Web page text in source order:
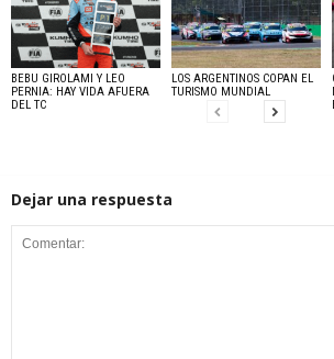
BEBU GIROLAMI Y LEO
PERNIA: HAY VIDA AFUERA
DEL TC
LOS ARGENTINOS COPAN EL
TURISMO MUNDIAL
Dejar una respuesta